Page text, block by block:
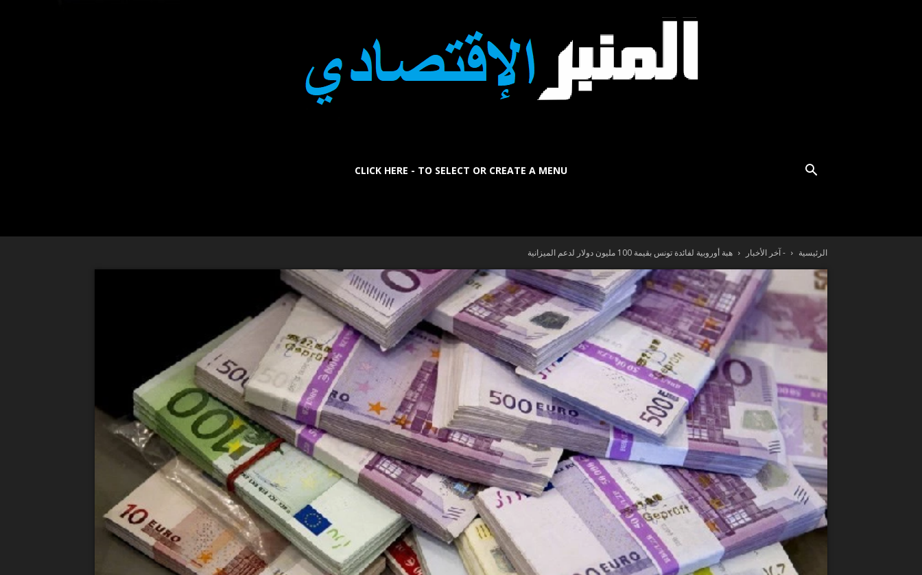
Tribune
CLICK HERE - TO SELECT OR CREATE A MENU
الرئيسية - آخر الأخبار هبة أوروبية لفائدة تونس بقيمة 100 مليون دولار لدعم الميزانية